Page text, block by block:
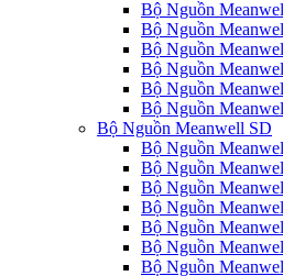
Bộ Nguồn
Bộ Nguồn
Bộ Nguồn
Bộ Nguồn
Bộ Nguồn
Bộ Nguồn
Bộ Nguồn Meanwell SD
Bộ Nguồn
Bộ Nguồn
Bộ Nguồn
Bộ Nguồn
Bộ Nguồn
Bộ Nguồn
Bộ Nguồn